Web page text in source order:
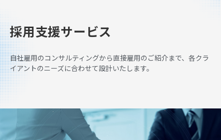
採用支援サービス
自社雇用のコンサルティングから直接雇用のご紹介まで、各クラ
イアントのニーズに合わせて設計いたします。